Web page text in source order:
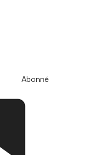
Abonné